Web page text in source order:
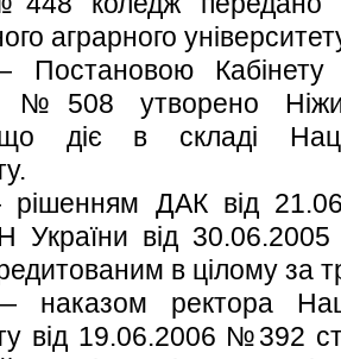
аграрного
Кабінету
№508 утворено
що діє в складі
ДАК від
України від
в цілому за
наказом ректора
від 19.06.2006 №392